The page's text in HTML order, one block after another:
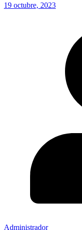
19 octubre, 2023
Administrador